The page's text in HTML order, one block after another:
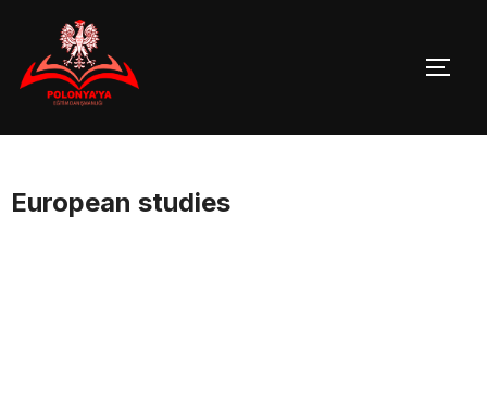
content
European studies